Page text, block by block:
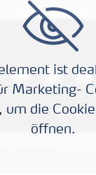
ist
Marketing-
um die
öffnen.